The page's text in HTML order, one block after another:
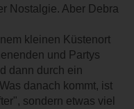
Nostalgie. Aber Debra
kleinen Küstenort
und Partys
dann durch ein
danach kommt, ist
sondern etwas viel